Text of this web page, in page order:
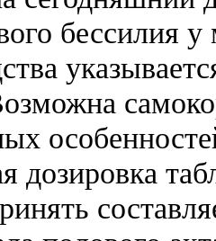
бессилия
дозировка